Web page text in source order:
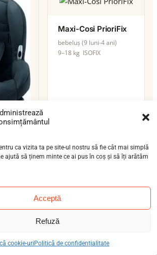
ca vizita ta pe site-ul nostru să fie cât mai simplă
ajută să ținem minte ce ai pus în coș și să îți arătăm
Acceptă
Refuză
cookie-uri Politică de confidențialitate
XP
ani)
Maxi-Cosi PrioriFix
bebeluș (9 luni-4 ani)
9–18 kg ISOFIX
nou-născut (0-12 luni)